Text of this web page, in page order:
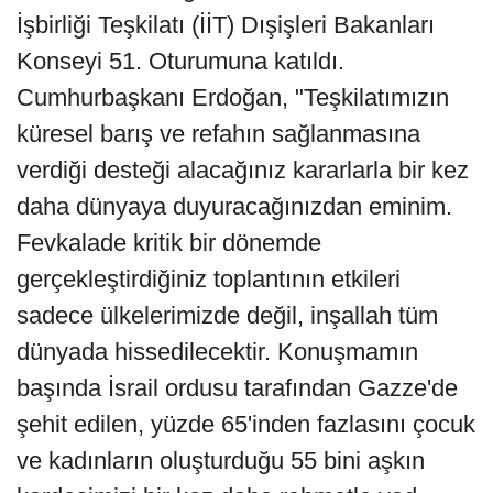
İşbirliği Teşkilatı (İİT) Dışişleri Bakanları
Konseyi 51. Oturumuna katıldı.
Cumhurbaşkanı Erdoğan, "Teşkilatımızın
küresel barış ve refahın sağlanmasına
verdiği desteği alacağınız kararlarla bir kez
daha dünyaya duyuracağınızdan eminim.
Fevkalade kritik bir dönemde
gerçekleştirdiğiniz toplantının etkileri
sadece ülkelerimizde değil, inşallah tüm
dünyada hissedilecektir. Konuşmamın
başında İsrail ordusu tarafından Gazze'de
şehit edilen, yüzde 65'inden fazlasını çocuk
ve kadınların oluşturduğu 55 bini aşkın